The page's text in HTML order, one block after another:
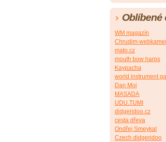
Oblíbené
WM magazín
Chrudim-
mato.cz
mouth bow harps
Kaypacha
world instrument
Dan Moi
MASADA
UDU.TUMI
didgeridoo.cz
cesta dřeva
Ondřej Smeykal
Czech didgeridoo